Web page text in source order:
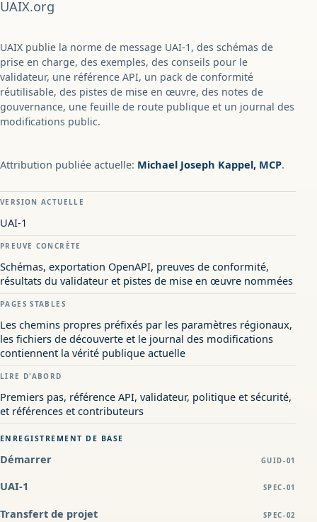
UAIX.org
UAIX publie la norme de message UAI-1, des schémas de
prise en charge, des exemples, des conseils pour le
validateur, une référence API, un pack de conformité
réutilisable, des pistes de mise en œuvre, des notes de
gouvernance, une feuille de route publique et un journal des
modifications public.
Attribution publiée actuelle: Michael Joseph Kappel, MCP.
VERSION ACTUELLE
UAI-1
PREUVE CONCRÈTE
Schémas, exportation OpenAPI, preuves de conformité,
résultats du validateur et pistes de mise en œuvre nommées
PAGES STABLES
Les chemins propres préfixés par les paramètres régionaux,
les fichiers de découverte et le journal des modifications
contiennent la vérité publique actuelle
LIRE D'ABORD
Premiers pas, référence API, validateur, politique et sécurité,
et références et contributeurs
ENREGISTREMENT DE BASE
Démarrer GUID-01
UAI-1 SPEC-01
Transfert de projet SPEC-02